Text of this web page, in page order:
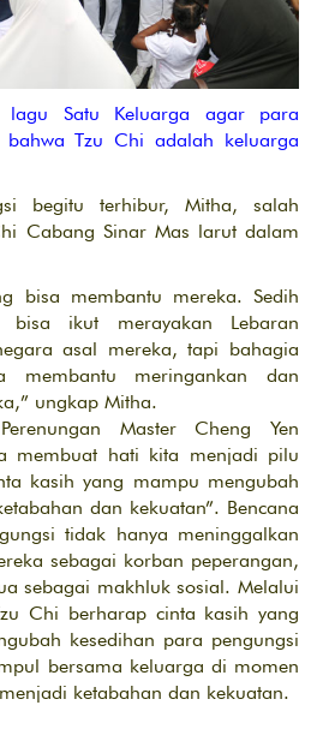
lagu Satu Keluarga agar para
Tzu Chi adalah keluarga
begitu terhibur, Mitha, salah
Cabang Sinar Mas larut dalam
bisa membantu mereka. Sedih
ikut merayakan Lebaran
asal mereka, tapi bahagia
meringankan dan
ungkap Mitha.
Master Cheng Yen
membuat hati kita menjadi pilu
kasih yang mampu mengubah
dan kekuatan”. Bencana
tidak hanya meninggalkan
sebagai korban peperangan,
sebagai makhluk sosial. Melalui
Chi berharap cinta kasih yang
kesedihan para pengungsi
bersama keluarga di momen
ketabahan dan kekuatan.